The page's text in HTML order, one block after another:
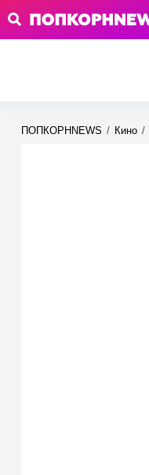
ПОПКОРНNEWS / Кино /